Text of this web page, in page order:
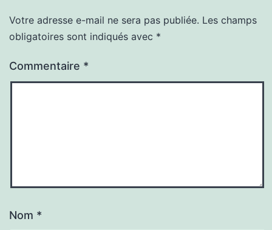
Votre adresse e-mail ne sera pas publiée. Les champs
obligatoires sont indiqués avec *
Commentaire *
Nom *